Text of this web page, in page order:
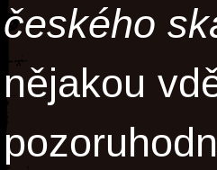
českého
nějakou